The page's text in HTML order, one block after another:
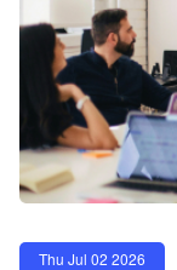
Thu Jul 02 2026